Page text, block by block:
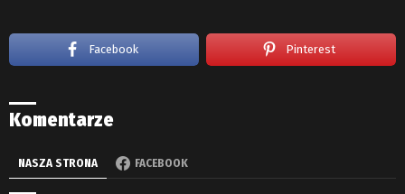
Facebook Pinterest
Komentarze
NASZA STRONA FACEBOOK